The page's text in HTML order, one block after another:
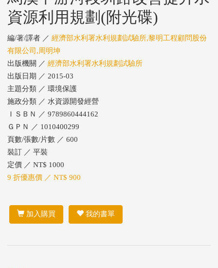
資源利用規劃(附光碟)
編/著/譯者 ／ 經濟部水利署水利規劃試驗所,黎明工程顧問股份
有限公司,周明坤
出版機關 ／ 經濟部水利署水利規劃試驗所
出版日期 ／ 2015-03
主題分類 ／ 環境保護
施政分類 ／ 水資源開發經營
ＩＳＢＮ ／ 9789860444162
ＧＰＮ ／ 1010400299
頁數/張數/片數 ／ 600
裝訂 ／ 平裝
定價 ／ NT$ 1000
9 折優惠價 ／ NT$ 900
加入購買 我的書單